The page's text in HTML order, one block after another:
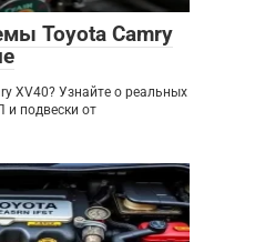
Toyota Camry
XV40? Узнайте о реальных
и подвески от